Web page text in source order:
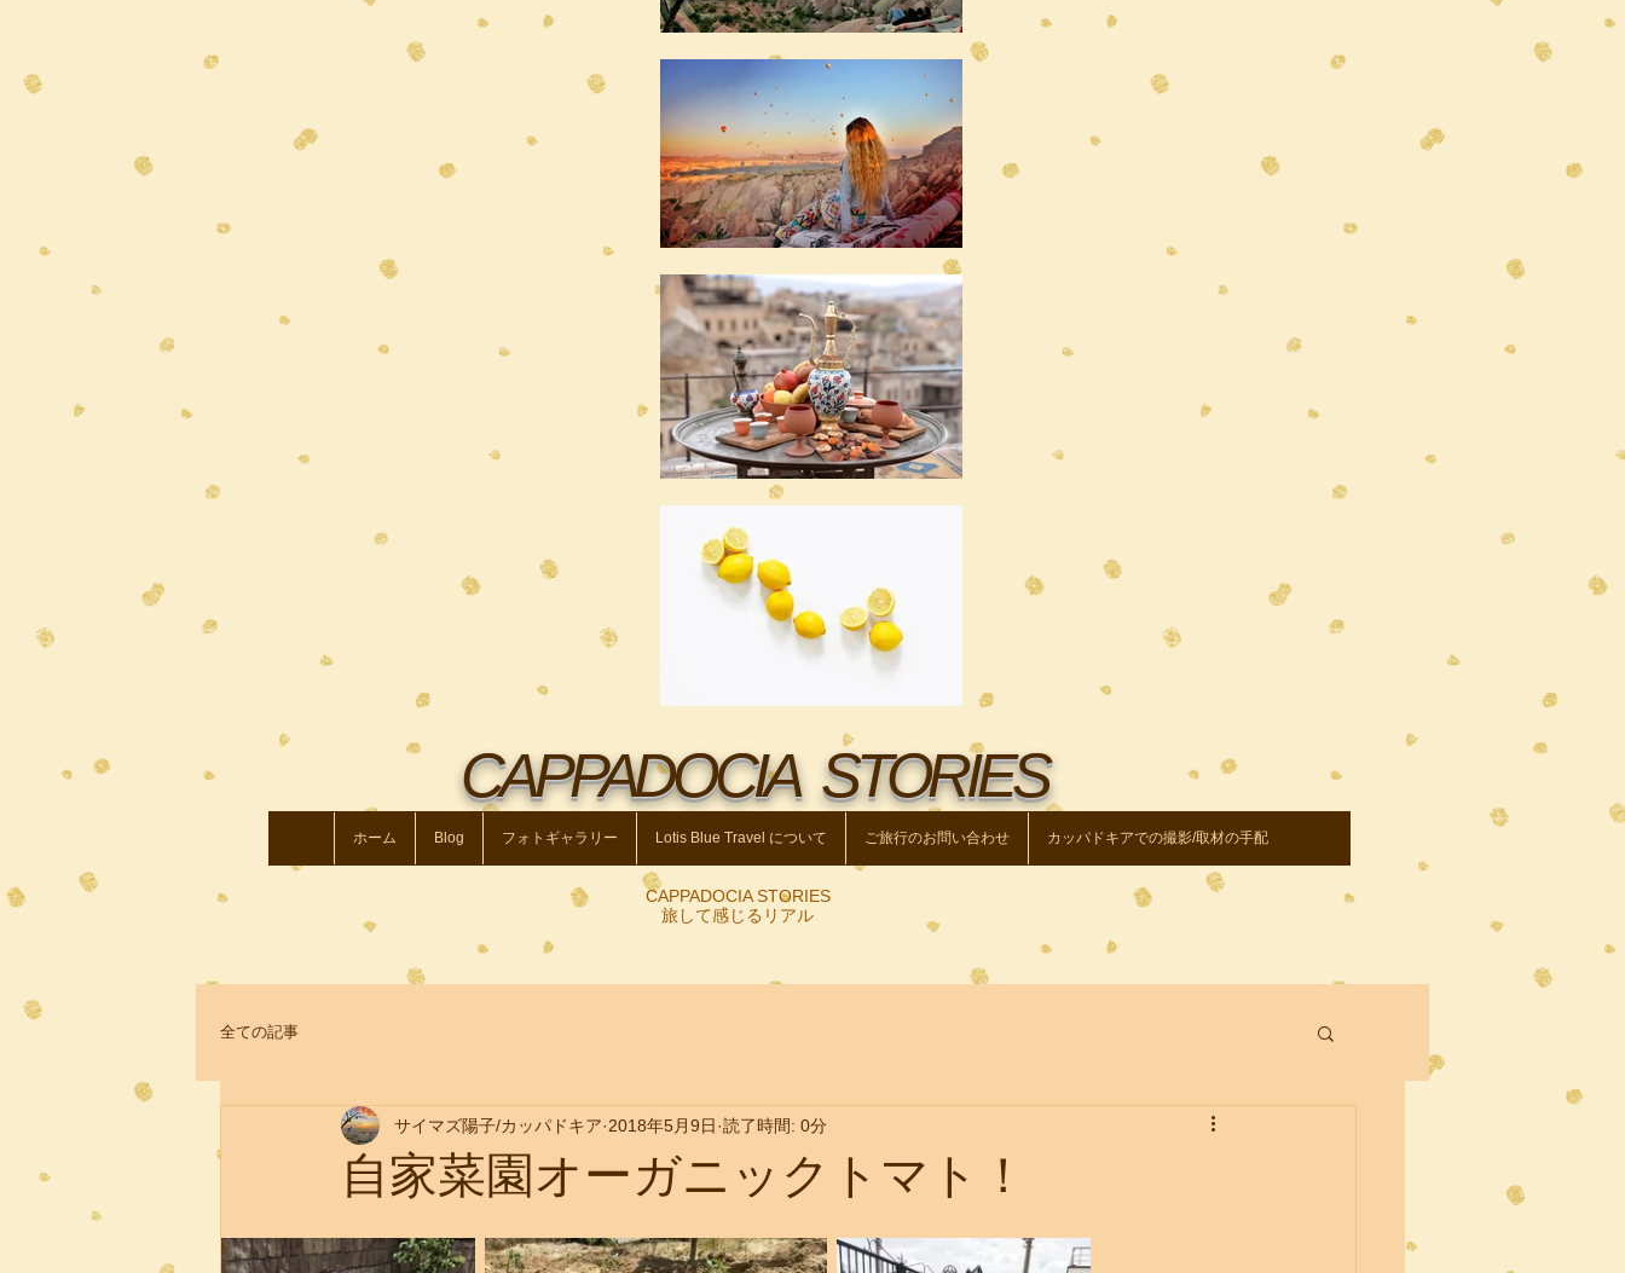
CAPPADOCIA STORIES
ホーム Blog フォトギャラリー Lotis Blue Travel について ご旅行のお問い合わせ カッパドキアでの撮影/取材の手配
CAPPADOCIA STORIES
​旅して感じるリアル
全ての記事
自家菜園オーガニックトマト！
サイマズ陽子/カッパドキア 2018年5月9日 読了時間: 0分